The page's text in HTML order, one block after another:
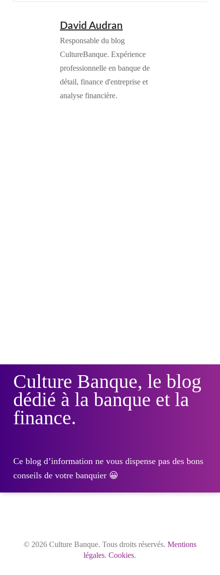
David Audran
Responsable du blog
CultureBanque. Expérience
professionnelle en banque de
détail, finance d'entreprise et
analyse financière.
Culture Banque, le blog
dédié à la banque et la
finance.
Ce blog d’information ne vous dispense pas des bons
conseils de votre banquier 😀
© 2026 Culture Banque. Tous droits réservés. Mentions
légales.Cookies.